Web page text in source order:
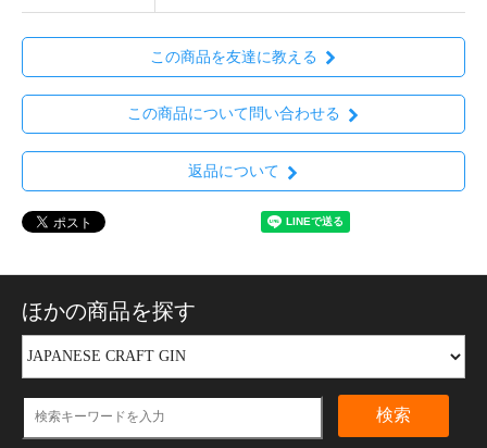
この商品を友達に教える
この商品について問い合わせる
返品について
ほかの商品を探す
検索